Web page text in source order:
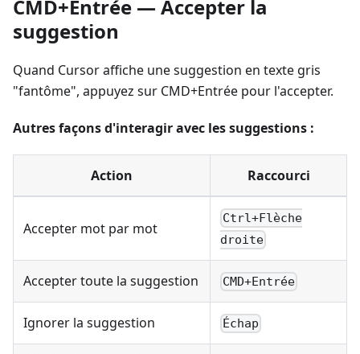
CMD+Entrée — Accepter la
suggestion
Quand Cursor affiche une suggestion en texte gris
"fantôme", appuyez sur CMD+Entrée pour l'accepter.
Autres façons d'interagir avec les suggestions :
Action Raccourci
Accepter mot par mot
Ctrl+Flèche
droite
Accepter toute la suggestion CMD+Entrée
Ignorer la suggestion Échap